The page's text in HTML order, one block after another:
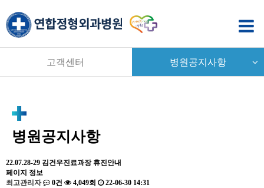
고객센터 병원공지사항
병원공지사항
22.07.28-29 김건우진료과장 휴진안내
페이지 정보
최고관리자
0건 4,049회
22-06-30 14:31